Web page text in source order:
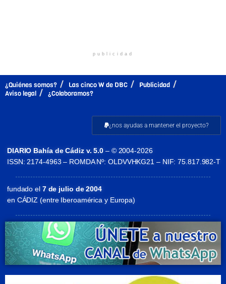
publicidad
¿Quiénes somos? Las cinco W de DBC
Publicidad
Aviso legal
¿Colaboramos?
¿nos ayudas a mantener el proyecto?
DIARIO Bahía de Cádiz v. 5.0 – © 2004-2026
ISSN: 2174-4963 – ROMDA Nº: OLDVVHKG21 – NIF: 75.817.982-T
fundado el7 de julio de 2004
en CÁDIZ (entre Iberoamérica y Europa)